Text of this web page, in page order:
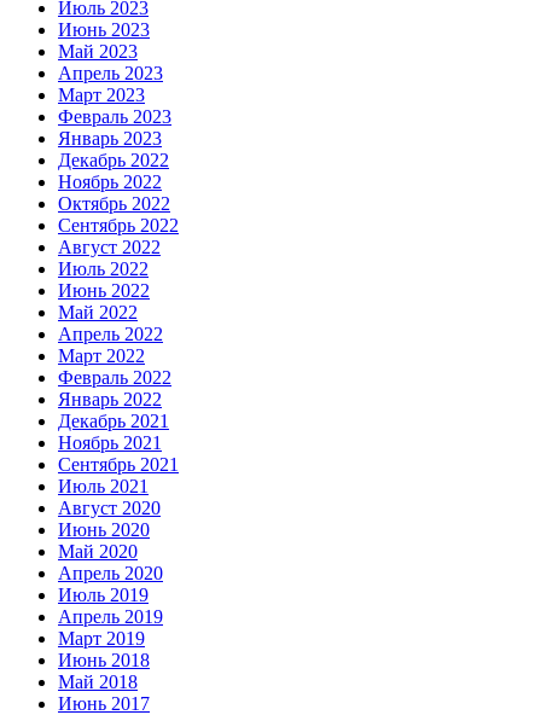
Июль 2023
Июнь 2023
Май 2023
Апрель 2023
Март 2023
Февраль 2023
Январь 2023
Декабрь 2022
Ноябрь 2022
Октябрь 2022
Сентябрь 2022
Август 2022
Июль 2022
Июнь 2022
Май 2022
Апрель 2022
Март 2022
Февраль 2022
Январь 2022
Декабрь 2021
Ноябрь 2021
Сентябрь 2021
Июль 2021
Август 2020
Июнь 2020
Май 2020
Апрель 2020
Июль 2019
Апрель 2019
Март 2019
Июнь 2018
Май 2018
Июнь 2017